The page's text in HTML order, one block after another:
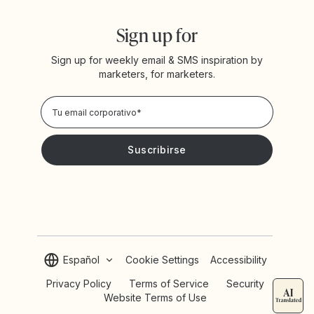
Sign up for
Sign up for weekly email & SMS inspiration by
marketers, for marketers.
Español
Terms of Service
Privacy Policy
Security
Website Terms of Use
Cookie Settings Accessibility